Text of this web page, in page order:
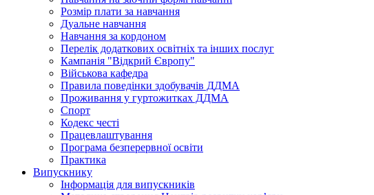
Розмір плати за навчання
Дуальне навчання
Навчання за кордоном
Перелік додаткових освітніх та інших послуг
Кампанія "Відкрий Європу"
Військова кафедра
Правила поведінки здобувачів ДДМА
Проживання у гуртожитках ДДМА
Спорт
Кодекс честі
Працевлаштування
Програма безперервної освіти
Практика
Випускнику
Інформація для випускників